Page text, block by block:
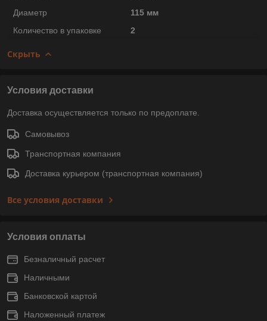
Диаметр
115 мм
Количество в упаковке
2
Скрыть
Условия доставки
Доставка осуществляется только по предоплате.
Самовывоз
Транспортная компания
Доставка курьером (транспортная компания)
Все условия доставки
Условия оплаты
Безналичный расчет
Наличными
Банковской картой
Наложенный платеж